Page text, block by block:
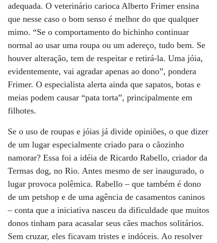
adequada. O veterinário carioca Alberto Frimer ensina
que nesse caso o bom senso é melhor do que qualquer
mimo. “Se o comportamento do bichinho continuar
normal ao usar uma roupa ou um adereço, tudo bem. Se
houver alteração, tem de respeitar e retirá-la. Uma jóia,
evidentemente, vai agradar apenas ao dono”, pondera
Frimer. O especialista alerta ainda que sapatos, botas e
meias podem causar “pata torta”, principalmente em
filhotes.
Se o uso de roupas e jóias já divide opiniões, o que dizer
de um lugar especialmente criado para o cãozinho
namorar? Essa foi a idéia de Ricardo Rabello, criador da
Termas dog, no Rio. Antes mesmo de ser inaugurado, o
lugar provoca polêmica. Rabello – que também é dono
de um petshop e de uma agência de casamentos caninos
– conta que a iniciativa nasceu da dificuldade que muitos
donos tinham para acasalar seus cães machos solitários.
Sem cruzar, eles ficavam tristes e indóceis. Ao resolver